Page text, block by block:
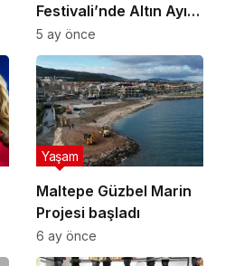
Festivali’nde Altın Ayı
ödülünü Sarı Zarflar
kazandı
5 ay önce
Maltepe Güzbel Marin
Projesi başladı
Yaşam
6 ay önce